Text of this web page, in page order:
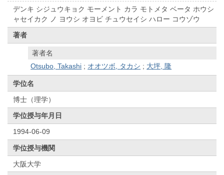
デンキ シジュウキョク モーメント カラ モトメタ ベータ ホウシ
ャセイカク ノ ヨウシ オヨビ チュウセイシ ハロー コウゾウ
著者
著者名
Otsubo, Takashi ; オオツボ, タカシ ; 大坪, 隆
学位名
博士（理学）
学位授与年月日
1994-06-09
学位授与機関
大阪大学